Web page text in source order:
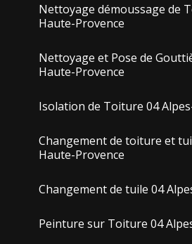
Nettoyage démoussage de
Haute-Provence
Nettoyage et Pose de
Haute-Provence
Isolation de Toiture 04
Changement de toiture et
Haute-Provence
Changement de tuile 04
Peinture sur Toiture 04